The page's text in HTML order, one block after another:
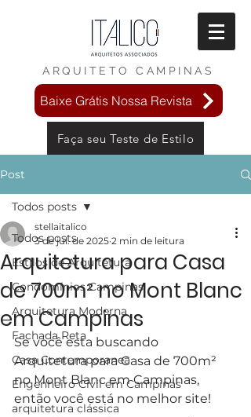
ARQUITETO CAMPINAS
Baixe Grátis Nossa Revista
Faça seu Teste de Estilo
Post
Todos posts
Estilos de Arquitetura
Condomínios Campinas
Arquitetura Moderna
Fachada Reta
Casa Contemporanea
Engenheiro Civil em Campinas
arquitetura clássica
Todos posts
Arquitetura para Casa
de 700m² no Mont Blanc
em Campinas
stellaitalico
3 de jul. de 2025 2 min de leitura
Se você esta buscando
Arquitetura para Casa de 700m²
no Mont Blanc em Campinas,
então você está no melhor site!